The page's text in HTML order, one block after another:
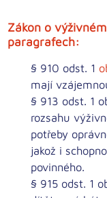
Zákon o
paragrafech:
§ 910 odst. 1
mají
§ 913 odst. 1
rozsahu
potřeby
jakož i
povinného.
§ 915 odst. 1